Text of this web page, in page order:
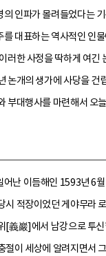
의 인파가 몰려들었다는
를 대표하는 역사적인 인
러한 사정을 딱하게 여긴
논개의 생가에 사당을 건
부대행사를 마련해서 오
어난 이듬해인 1593년 6
시 적장이었던 게야무라
[義巖]에서 남강으로 투
절이 세상에 알려지면서